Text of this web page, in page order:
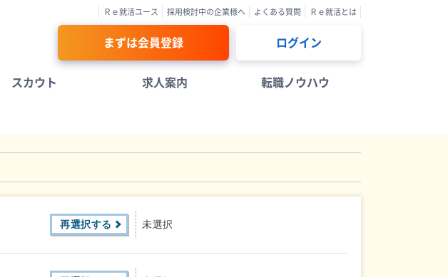
Ｒｅ就活ユース 採用検討中の企業様へ よくある質問 Ｒｅ就活とは
まずは会員登録 ログイン
スカウト 求人案内 転職ノウハウ
再選択する 未選択